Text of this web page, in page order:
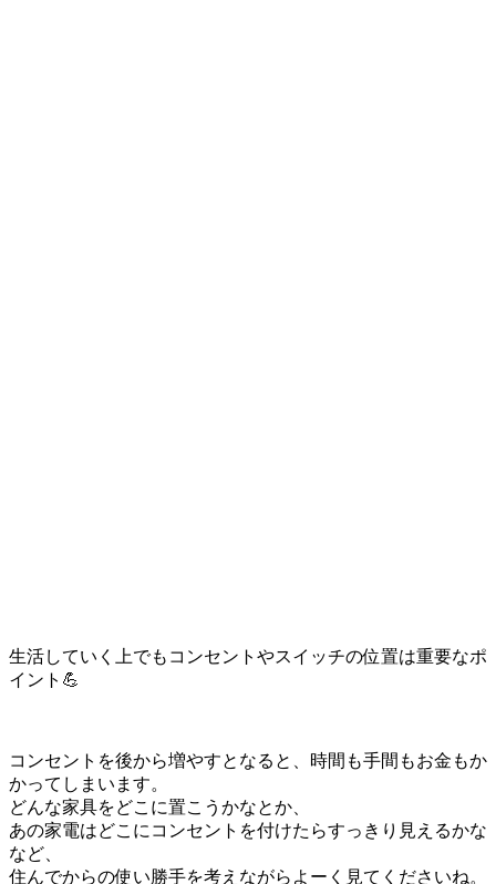
生活していく上でもコンセントやスイッチの位置は重要なポ
イント💪
コンセントを後から増やすとなると、時間も手間もお金もか
かってしまいます。
どんな家具をどこに置こうかなとか、
あの家電はどこにコンセントを付けたらすっきり見えるかな
など、
住んでからの使い勝手を考えながらよーく見てくださいね。